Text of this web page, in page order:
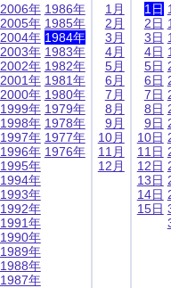
2006年
2005年
2004年
2003年
2002年
2001年
2000年
1999年
1998年
1997年
1996年
1995年
1994年
1993年
1992年
1991年
1990年
1989年
1988年
1987年
1986年
1985年
1984年
1983年
1982年
1981年
1980年
1979年
1978年
1977年
1976年
1月
2月
3月
4月
5月
6月
7月
8月
9月
10月
11月
12月
1日
2日
3日
4日
5日
6日
7日
8日
9日
10日
11日
12日
13日
14日
15日